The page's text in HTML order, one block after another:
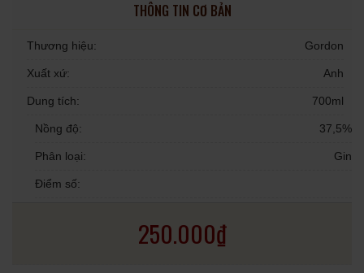
THÔNG TIN CƠ BẢN
Thương hiệu: Gordon
Xuất xứ: Anh
Dung tích: 700ml
Nồng độ: 37,5%
Phân loại: Gin
Điểm số:
250.000₫